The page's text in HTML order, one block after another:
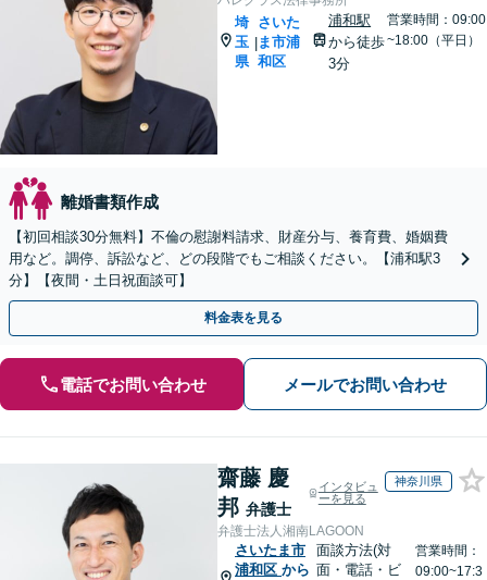
埼
玉
県
|
さいた
ま市浦
和区
浦和駅
から徒歩
3分
営業時間：09:00
~18:00（平日）
離婚書類作成
【初回相談30分無料】不倫の慰謝料請求、財産分与、養育費、婚姻費
用など。調停、訴訟など、どの段階でもご相談ください。【浦和駅3
分】【夜間・土日祝面談可】
料金表を見る
電話でお問い合わせ メールでお問い合わせ
齋藤 慶
邦 弁護士
インタビュ
ーを見る
神奈川県
弁護士法人湘南LAGOON
さいたま市
浦和区 から
面談方法(対
面・電話・ビ
営業時間：
09:00~17:3